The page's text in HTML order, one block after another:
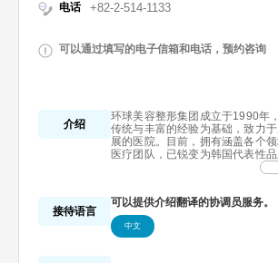
电话 +82-2-514-1133
可以通过填写的电子信箱和电话，预约咨询
介绍
环球美容整形集团成立于1990年
传统与丰富的经验为基础，致力
展的医院。目前，拥有涵盖各个
医疗团队，已锐变为韩国代表性
韩流的示范医院， 深感使命与责
老中心，致力于成为符合顾客个人
治医生。
为了回馈大家的支持与信任，环球
接待语言
可以提供介绍翻译的协调员服务。
中文